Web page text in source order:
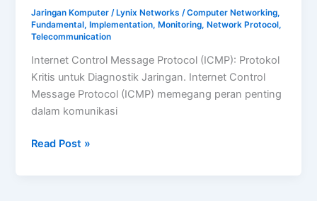
Jaringan Komputer / Lynix Networks/Computer Networking,
Fundamental, Implementation, Monitoring, Network Protocol,
Telecommunication
Internet Control Message Protocol (ICMP): Protokol
Kritis untuk Diagnostik Jaringan. Internet Control
Message Protocol (ICMP) memegang peran penting
dalam komunikasi
Internet
Read Post »